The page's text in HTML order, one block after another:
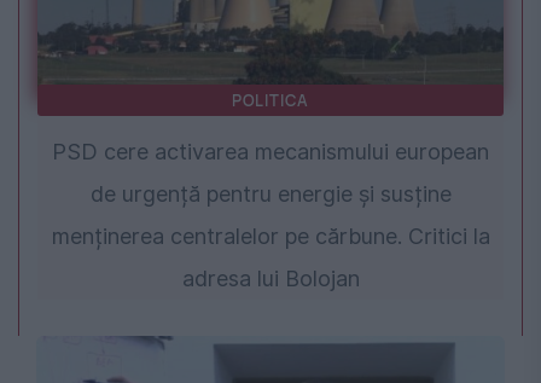
POLITICA
PSD cere activarea mecanismului european
de urgență pentru energie și susține
menținerea centralelor pe cărbune. Critici la
adresa lui Bolojan